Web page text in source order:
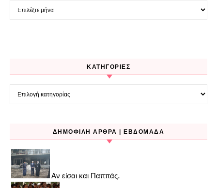
Ιστορικό
KΑΤΗΓΟΡΊΕΣ
Kατηγορίες
ΔΗΜΟΦΙΛΉ ΆΡΘΡΑ | ΕΒΔΟΜΆΔΑ
Αν είσαι και Παππάς..